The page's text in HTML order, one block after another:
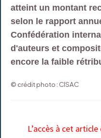
atteint un montant
selon le rapport
Confédération
d'auteurs et
encore la faible
© crédit photo : CISAC
L’accès à cet